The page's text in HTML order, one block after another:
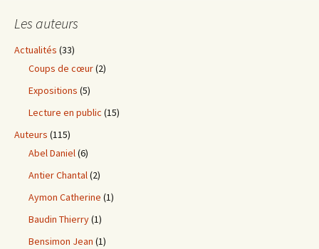
Les auteurs
Actualités (33)
Coups de cœur(2)
Expositions (5)
Lecture en public (15)
Auteurs (115)
Abel Daniel(6)
Antier Chantal(2)
Aymon Catherine (1)
Baudin Thierry(1)
Bensimon Jean (1)